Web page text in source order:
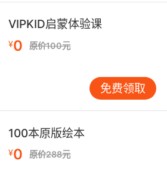
→ drank 完全变化型：过
同。例如： be → was/were
类记忆，可以更高效地掌握
过去式形式。 四、Past时态的
Past时态中，否定句和疑问句
不同。否定句通常借助助动
示，而疑问句则需要将“did”
定句：I played football
：I did not play football
句：Did you play football
意的是，在否定句和疑问句
VIPKID启蒙体验课
¥0 原价100元
免费领取
100本原版绘本
¥0 原价288元